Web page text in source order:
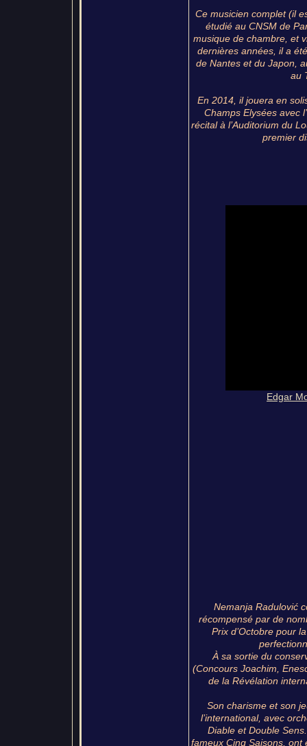
Ce musicien complet (il
étudié au CNSM de
musique de chambre, et
dernières années, il a
de Nantes et du Japon,
au
En 2014, il jouera en
Champs Elysées avec
récital à l’Auditorium du
premier
Edgar
Nemanja Radulović
récompensé par de
Prix d’Octobre pour
À sa sortie du
(Concours Joachim,
de la Révélation
Son charisme et son
l’international, avec
Diable et Double
fameux Cinq Saisons,